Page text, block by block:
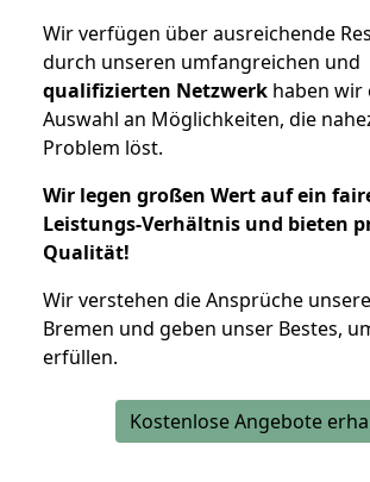
Wir verfügen über ausreichende
durch unseren umfangreichen und
qualifizierten Netzwerk haben wir
Auswahl an Möglichkeiten, die
Problem löst.
Wir legen großen Wert auf ein
Leistungs-Verhältnis und bieten
Qualität!
Wir verstehen die Ansprüche
Bremen und geben unser Bestes,
erfüllen.
Kostenlose Angebote